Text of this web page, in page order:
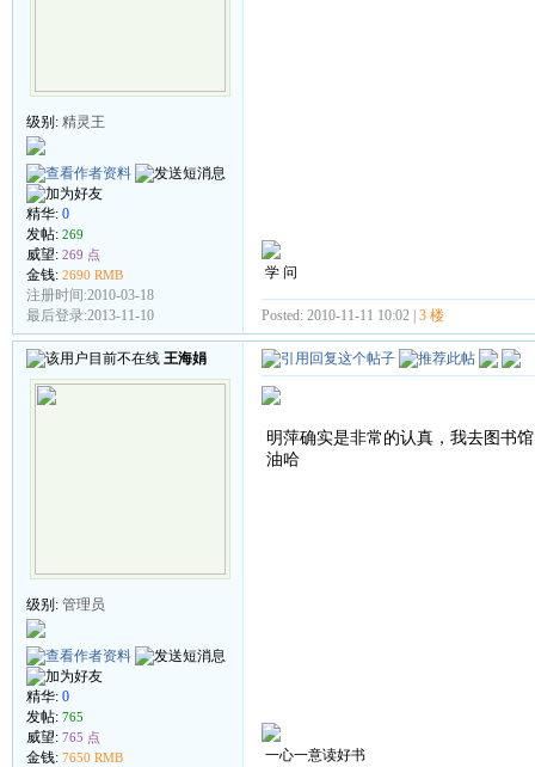
级别: 精灵王
精华: 0
发帖: 269
威望: 269 点
金钱: 2690 RMB
注册时间:2010-03-18
最后登录:2013-11-10
学 问
Posted: 2010-11-11 10:02 | 3 楼
王海娟
级别: 管理员
精华: 0
发帖: 765
威望: 765 点
金钱: 7650 RMB
明萍确实是非常的认真，我去图书
油哈
一心一意读好书